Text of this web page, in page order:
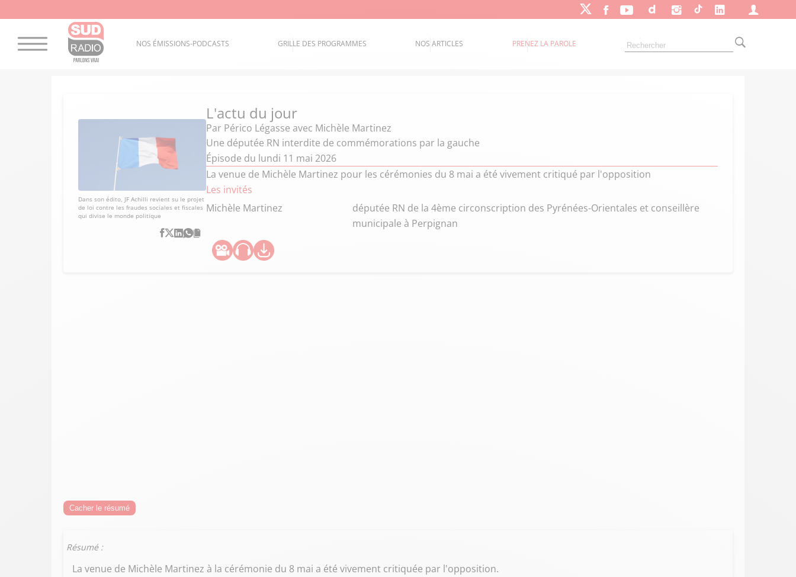
NOS ÉMISSIONS-PODCASTS GRILLE DES PROGRAMMES NOS ARTICLES PRENEZ LA PAROLE
Dans son édito, JF Achilli revient su le projet
de loi contre les fraudes sociales et fiscales
qui divise le monde politique
L'actu du jour
Par Périco Légasse avec Michèle Martinez
Une députée RN interdite de commémorations par la gauche
Épisode du lundi 11 mai 2026
La venue de Michèle Martinez pour les cérémonies du 8 mai a été vivement critiqué par l'opposition
Les invités
Michèle Martinez
députée RN de la 4ème circonscription des Pyrénées-Orientales et conseillère
municipale à Perpignan
Cacher le résumé
Résumé :
La venue de Michèle Martinez à la cérémonie du 8 mai a été vivement critiquée par l'opposition.